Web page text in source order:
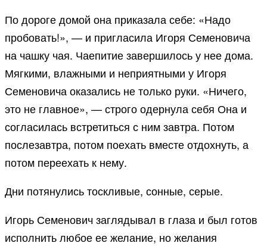
По дороге домой она приказала себе: «Надо
пробовать!», — и пригласила Игоря Семеновича
на чашку чая. Чаепитие завершилось у нее дома.
Мягкими, влажными и неприятными у Игоря
Семеновича оказались не только руки. «Ничего,
это не главное», — строго одернула себя Она и
согласилась встретиться с ним завтра. Потом
послезавтра, потом поехать вместе отдохнуть, а
потом переехать к нему.
Дни потянулись тоскливые, сонные, серые.
Игорь Семенович заглядывал в глаза и был готов
исполнить любое ее желание, но желания